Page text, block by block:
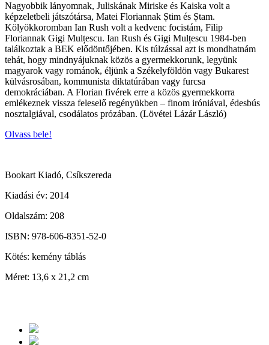
Nagyobbik lányomnak, Juliskának Miriske és Kaiska volt a
képzeletbeli játszótársa, Matei Floriannak Știm és Ștam.
Kölyökkoromban Ian Rush volt a kedvenc focistám, Filip
Floriannak Gigi Mulțescu. Ian Rush és Gigi Mulțescu 1984-ben
találkoztak a BEK elődöntőjében. Kis túlzással azt is mondhatnám
tehát, hogy mindnyájuknak közös a gyermekkorunk, legyünk
magyarok vagy románok, éljünk a Székelyföldön vagy Bukarest
külvásrosában, kommunista diktatúrában vagy furcsa
demokráciában. A Florian fivérek erre a közös gyermekkorra
emlékeznek vissza feleselő regényükben – finom iróniával, édesbús
nosztalgiával, csodálatos prózában. (Lövétei Lázár László)
Olvass bele!
Bookart Kiadó, Csíkszereda
Kiadási év: 2014
Oldalszám: 208
ISBN: 978-606-8351-52-0
Kötés: kemény táblás
Méret: 13,6 x 21,2 cm